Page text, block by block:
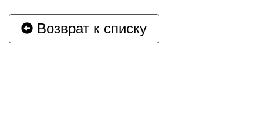
Возврат к списку